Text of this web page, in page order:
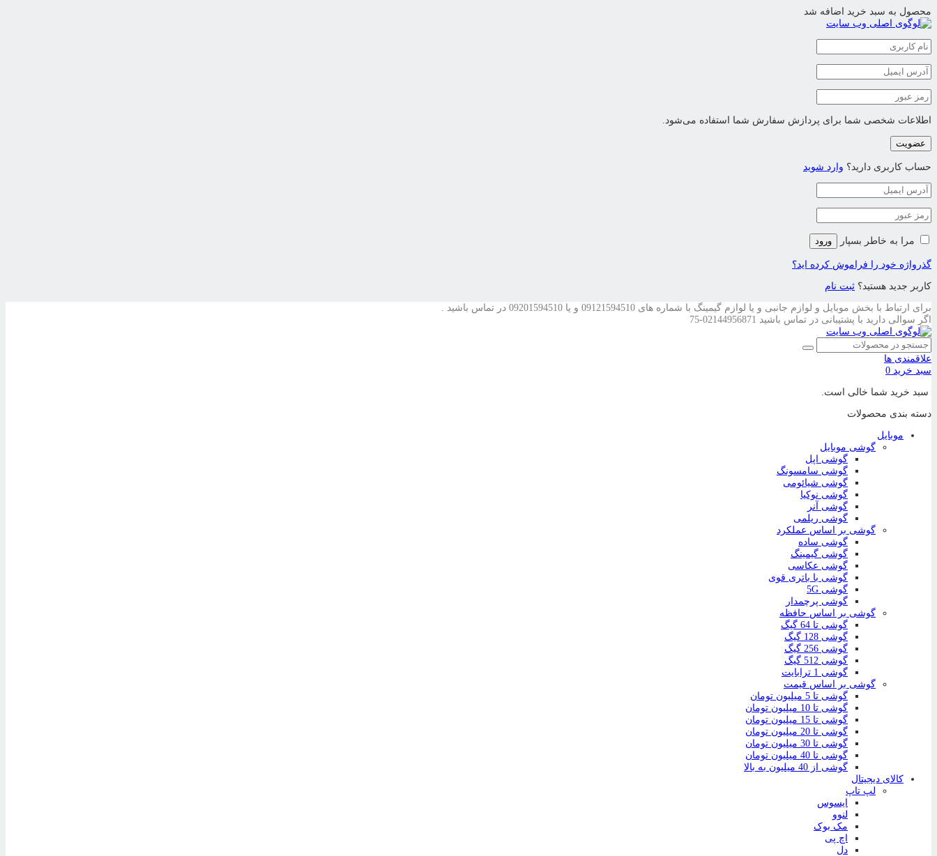
محصول به سبد خرید اضافه شد
اطلاعات شخصی شما برای پردازش سفارش شما استفاده می‌شود.
عضویت
حساب کاربری دارید؟ وارد شوید
مرا به خاطر بسپار ورود
گذرواژه خود را فراموش کرده اید؟
کاربر جدید هستید؟ ثبت نام
برای ارتباط با بخش موبایل و لوازم جانبی و یا لوازم گیمینگ با شماره های 09121594510 و یا 09201594510 در تماس باشید .
اگر سوالی دارید با پشتیبانی در تماس باشید 02144956871-75
علاقمندی ها
سبد خرید 0
سبد خرید شما خالی است.
دسته بندی محصولات
موبایل
گوشی موبایل
گوشی اپل
گوشی سامسونگ
گوشی شیائومی
گوشی نوکیا
گوشی آنر
گوشی ریلمی
گوشی بر اساس عملکرد
گوشی ساده
گوشی گیمینگ
گوشی عکاسی
گوشی با باتری قوی
گوشی 5G
گوشی پرچمدار
گوشی بر اساس حافظه
گوشی تا 64 گیگ
گوشی 128 گیگ
گوشی 256 گیگ
گوشی 512 گیگ
گوشی 1 ترابایت
گوشی بر اساس قیمت
گوشی تا 5 میلیون تومان
گوشی تا 10 میلیون تومان
گوشی تا 15 میلیون تومان
گوشی تا 20 میلیون تومان
گوشی تا 30 میلیون تومان
گوشی تا 40 میلیون تومان
گوشی از 40 میلیون به بالا
کالای دیجیتال
لپ تاپ
ایسوس
لنوو
مک بوک
اچ پی
دل